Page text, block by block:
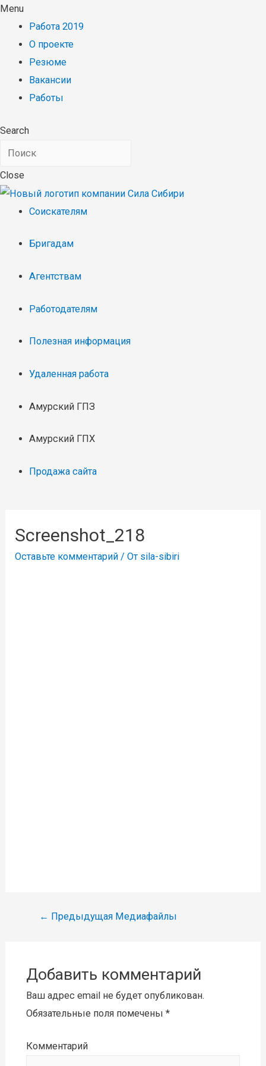
Menu
Работа 2019
О проекте
Резюме
Вакансии
Работы
Search
Close
Соискателям
Бригадам
Агентствам
Работодателям
Полезная информация
Удаленная работа
Амурский ГПЗ
Амурский ГПХ
Продажа сайта
Screenshot_218
Оставьте комментарий / От sila-sibiri
Навигация
← Предыдущая Медиафайлы
Добавить комментарий
Ваш адрес email не будет опубликован.
Обязательные поля помечены *
Комментарий